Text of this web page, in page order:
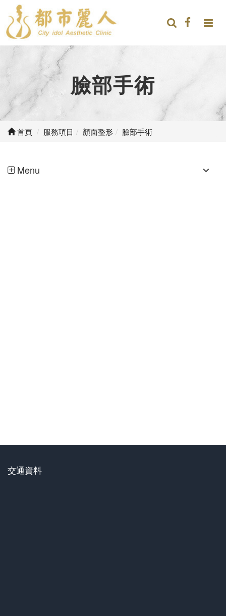
臉部手術
首頁 服務項目 顏面整形 臉部手術
Menu
交通資料